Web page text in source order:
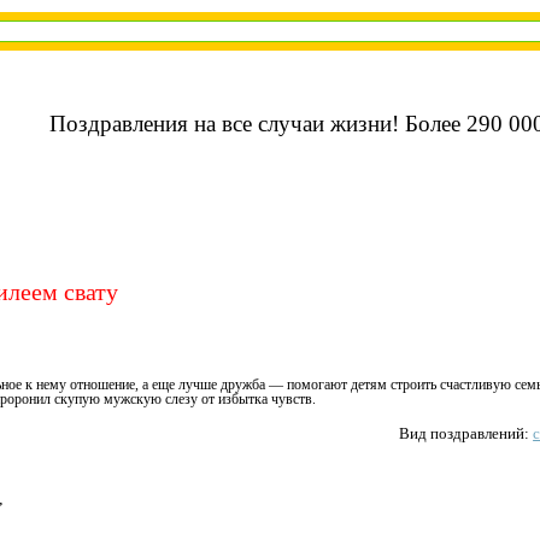
Поздравления на все случаи жизни! Более 290
свату
к нему отношение, а еще лучше дружба — помогают детям строить счастливую
скупую мужскую слезу от избытка чувств.
Вид поздравлений: